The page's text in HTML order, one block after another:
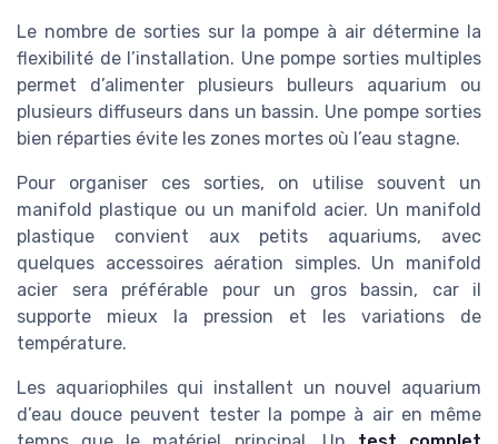
Le nombre de sorties sur la pompe à air détermine la
flexibilité de l’installation. Une pompe sorties multiples
permet d’alimenter plusieurs bulleurs aquarium ou
plusieurs diffuseurs dans un bassin. Une pompe sorties
bien réparties évite les zones mortes où l’eau stagne.
Pour organiser ces sorties, on utilise souvent un
manifold plastique ou un manifold acier. Un manifold
plastique convient aux petits aquariums, avec
quelques accessoires aération simples. Un manifold
acier sera préférable pour un gros bassin, car il
supporte mieux la pression et les variations de
température.
Les aquariophiles qui installent un nouvel aquarium
d’eau douce peuvent tester la pompe à air en même